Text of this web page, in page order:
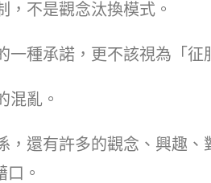
，不是觀念汰換模式。
種承諾，更不該視為「征
混亂。
，還有許多的觀念、興趣
。